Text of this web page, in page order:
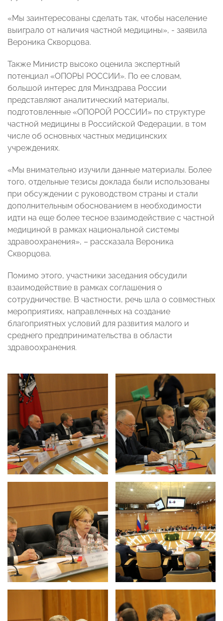
«Мы заинтересованы сделать так, чтобы население
выиграло от наличия частной медицины», - заявила
Вероника Скворцова.
Также Министр высоко оценила экспертный
потенциал «ОПОРЫ РОССИИ». По ее словам,
большой интерес для Минздрава России
представляют аналитический материалы,
подготовленные «ОПОРОЙ РОССИИ» по структуре
частной медицины в Российской Федерации, в том
числе об основных частных медицинских
учреждениях.
«Мы внимательно изучили данные материалы. Более
того, отдельные тезисы доклада были использованы
при обсуждении с руководством страны и стали
дополнительным обоснованием в необходимости
идти на еще более тесное взаимодействие с частной
медициной в рамках национальной системы
здравоохранения», – рассказала Вероника
Скворцова.
Помимо этого, участники заседания обсудили
взаимодействие в рамках соглашения о
сотрудничестве. В частности, речь шла о совместных
мероприятиях, направленных на создание
благоприятных условий для развития малого и
среднего предпринимательства в области
здравоохранения.